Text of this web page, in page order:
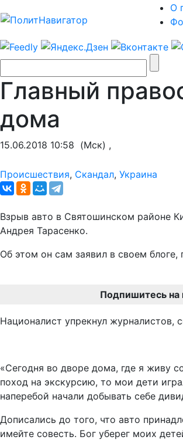
О
Главный
дома
15.06.2018 10:58 (Мск) ,
Происшествия, Скандал, Украина
Взрыв авто в Святошинском районе
Андрея Тарасенко.
Об этом он сам заявил в своем блоге,
Подпишитесь на
Националист упрекнул журналистов,
«Сегодня во дворе дома, где я живу
поход на экскурсию, то мои дети
наперебой начали добывать себе
Дописались до того, что авто
имейте совесть. Бог уберег моих